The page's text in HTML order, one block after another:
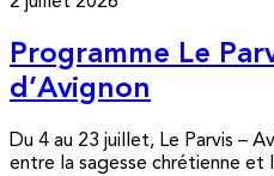
Programme Le
d’Avignon
Du 4 au 23 juillet, Le Parvis –
entre la sagesse chrétienne